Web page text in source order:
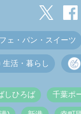
ェ・パン・スイーツ
生活・暮らし
しひろば 千葉ポ